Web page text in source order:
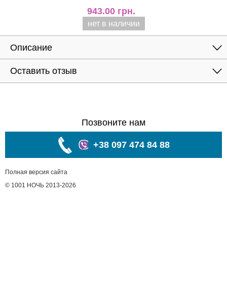
943.00 грн.
нет в наличии
Описание
Оставить отзыв
Позвоните нам
+38 097 474 84 88
Полная версия сайта
© 1001 НОЧЬ 2013-2026